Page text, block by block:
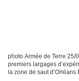
photo Armée de Terre 25/
premiers largages
la zone de saut